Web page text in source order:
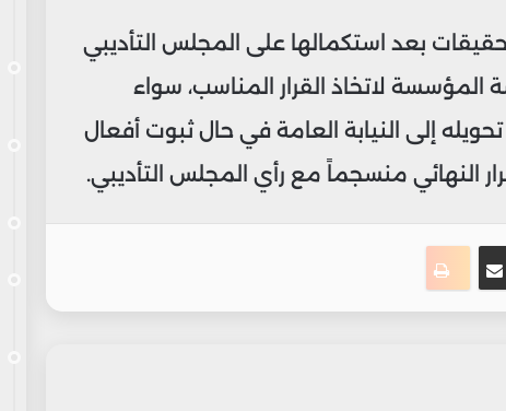
بعد استكمالها على المجلس التأديبي
المؤسسة لاتخاذ القرار المناسب، سواء
إلى النيابة العامة في حال ثبوت أفعال
النهائي منسجماً مع رأي المجلس التأديبي.
مشاركة عبر البريدطباعة